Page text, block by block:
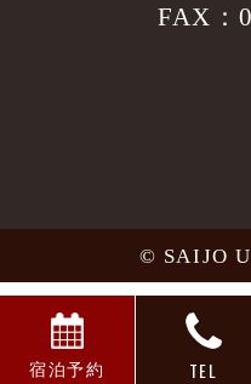
FAX：
© SAIJO
宿泊予約 TEL